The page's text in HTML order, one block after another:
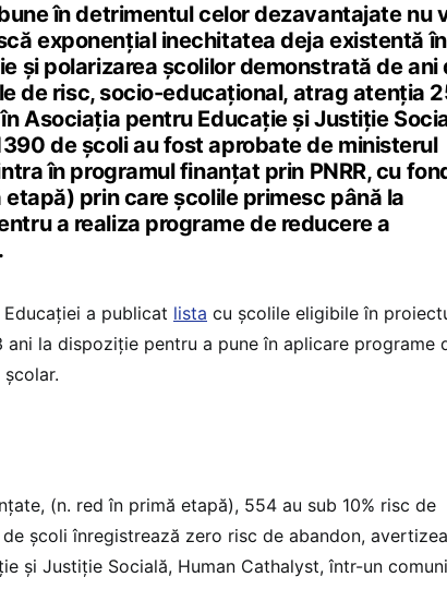
în detrimentul celor dezavantajate nu
exponențial inechitatea deja existentă în
și polarizarea școlilor demonstrată de ani
de risc, socio-educațional, atrag atenția
Asociația pentru Educație și Justiție
de școli au fost aprobate de ministerul
în programul finanțat prin PNRR, cu
prin care școlile primesc până la
a realiza programe de reducere a
a publicat lista cu școlile eligibile în
ani la dispoziție pentru a pune în aplicare programe
(n. red în primă etapă), 554 au sub 10% risc de
școli înregistrează zero risc de abandon,
și Justiție Socială, Human Cathalyst, într-un